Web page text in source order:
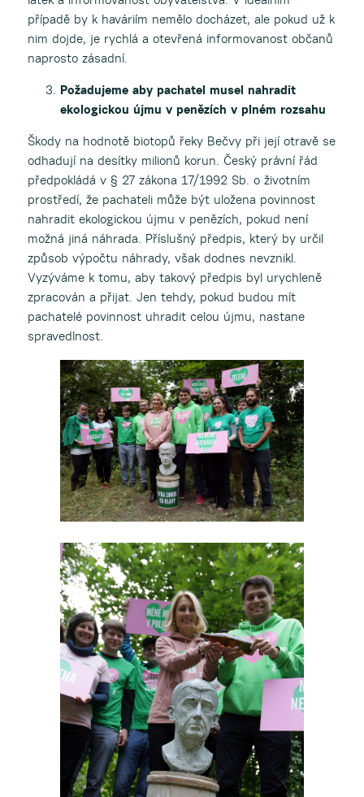
případě by k haváriím nemělo docházet, ale pokud už k
nim dojde, je rychlá a otevřená informovanost občanů
naprosto zásadní.
Požadujeme aby pachatel musel nahradit
ekologickou újmu v penězích v plném rozsahu
Škody na hodnotě biotopů řeky Bečvy při její otravě se
odhadují na desítky milionů korun. Český právní řád
předpokládá v § 27 zákona 17/1992 Sb. o životním
prostředí, že pachateli může být uložena povinnost
nahradit ekologickou újmu v penězích, pokud není
možná jiná náhrada. Příslušný předpis, který by určil
způsob výpočtu náhrady, však dodnes nevznikl.
Vyzýváme k tomu, aby takový předpis byl urychleně
zpracován a přijat. Jen tehdy, pokud budou mít
pachatelé povinnost uhradit celou újmu, nastane
spravedlnost.